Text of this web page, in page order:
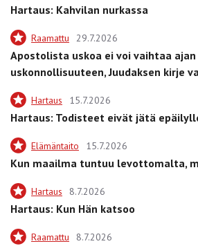
Hartaus: Kahvilan nurkassa
Raamattu 29.7.2026
Apostolista uskoa ei voi vaihtaa
uskonnollisuuteen, Juudaksen kirje
Hartaus 15.7.2026
Hartaus: Todisteet eivät jätä
Elämäntaito 15.7.2026
Kun maailma tuntuu levottomalta,
Hartaus 8.7.2026
Hartaus: Kun Hän katsoo
Raamattu 8.7.2026